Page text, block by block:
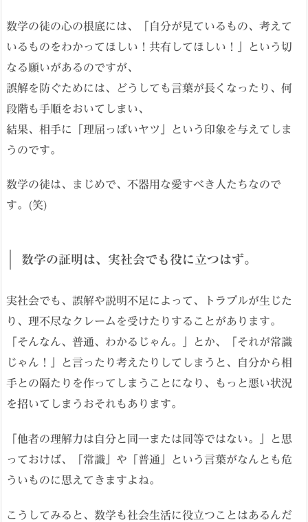
数学の徒の心の根底には、「自分が見ているもの、考えて
いるものをわかってほしい！共有してほしい！」という切
なる願いがあるのですが、
誤解を防ぐためには、どうしても言葉が長くなったり、何
段階も手順をおいてしまい、
結果、相手に「理屈っぽいヤツ」という印象を与えてしま
うのです。
数学の徒は、まじめで、不器用な愛すべき人たちなので
す。(笑)
数学の証明は、実社会でも役に立つはず。
実社会でも、誤解や説明不足によって、トラブルが生じた
り、理不尽なクレームを受けたりすることがあります。
「そんなん、普通、わかるじゃん。」とか、「それが常識
じゃん！」と言ったり考えたりしてしまうと、自分から相
手との隔たりを作ってしまうことになり、もっと悪い状況
を招いてしまうおそれもあります。
「他者の理解力は自分と同一または同等ではない。」と思
っておけば、「常識」や「普通」という言葉がなんとも危
ういものに思えてきますよね。
こうしてみると、数学も社会生活に役立つことはあるんだ